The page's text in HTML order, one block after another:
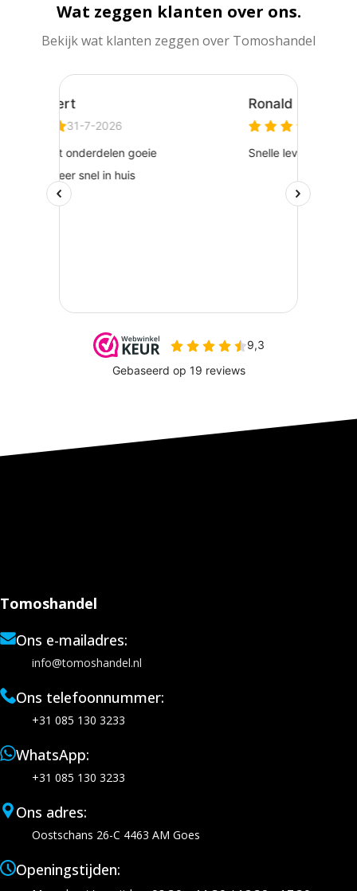
Wat zeggen klanten over ons.
Bekijk wat klanten zeggen over Tomoshandel
Tomoshandel
Ons e-mailadres:
info@tomoshandel.nl
Ons telefoonnummer:
+31 085 130 3233
WhatsApp:
+31 085 130 3233
Ons adres:
Oostschans 26-C 4463 AM Goes
Openingstijden: